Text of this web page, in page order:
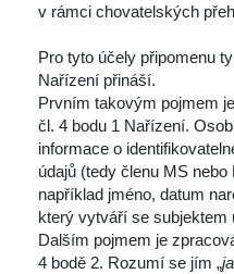
v rámci chovatelských
Pro tyto účely připomenu
Nařízení přináší.
Prvním takovým pojmem
čl. 4 bodu 1 Nařízení.
informace o
údajů (tedy členu MS
například jméno, datum
který vytváří se subjektem
Dalším pojmem je
4 bodě 2. Rozumí se jím „